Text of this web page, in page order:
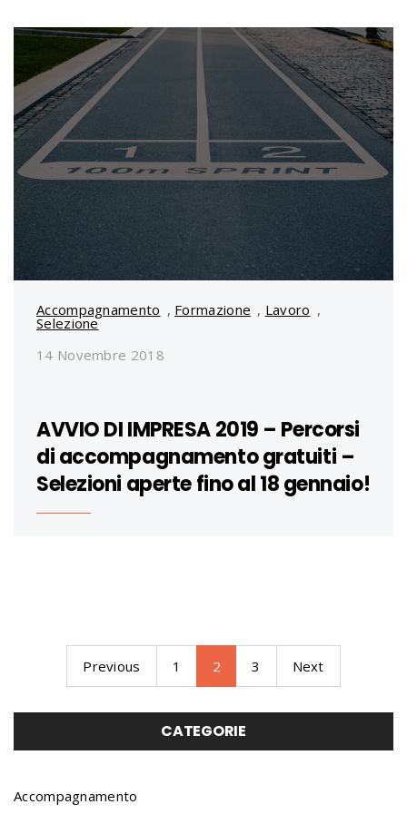
Accompagnamento , Formazione , Lavoro ,
Selezione
14 Novembre 2018
AVVIO DI IMPRESA 2019 – Percorsi
di accompagnamento gratuiti –
Selezioni aperte fino al 18 gennaio!
Previous 1 2 3 Next
CATEGORIE
Accompagnamento